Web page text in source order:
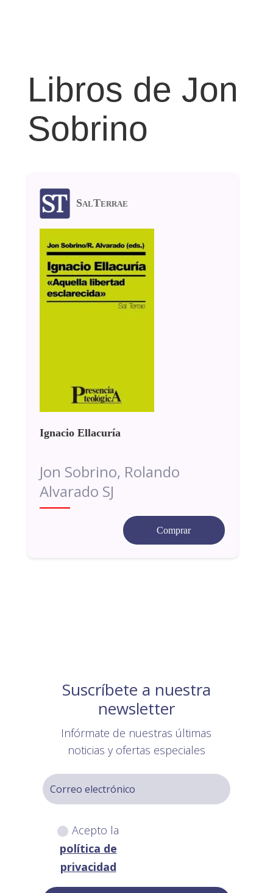
Libros de Jon
Sobrino
SalTerrae
Ignacio Ellacuría
Jon Sobrino, Rolando
Alvarado SJ
Comprar
Suscríbete a nuestra
newsletter
Infórmate de nuestras últimas
noticias y ofertas especiales
Acepto la
política de
privacidad